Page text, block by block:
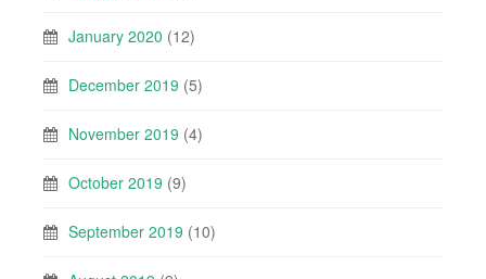
January 2020 (12)
December 2019 (5)
November 2019 (4)
October 2019 (9)
September 2019 (10)